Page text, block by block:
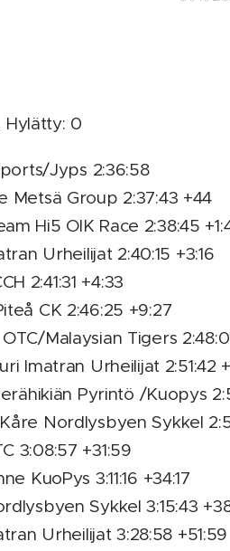
Hylätty: 0
Jyps 2:36:58
Metsä Group 2:37:43 +44
Hi5 OIK Race 2:38:45
Urheilijat 2:40:15 +3:16
2:41:31 +4:33
CK 2:46:25 +9:27
Malaysian Tigers
Imatran Urheilijat 2:51:42
Pyrintö /Kuopys
Nordlysbyen Sykkel
3:08:57 +31:59
KuoPys 3:11:16 +34:17
Sykkel 3:15:43
Urheilijat 3:28:58 +51:59